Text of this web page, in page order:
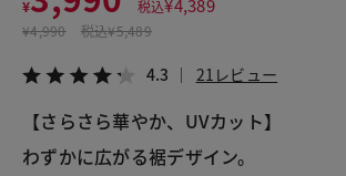
¥ 税込¥4,389
¥4,990 税込¥5,489
4.3 21レビュー
【さらさら華やか、UVカット】
わずかに広がる裾デザイン。
LINE